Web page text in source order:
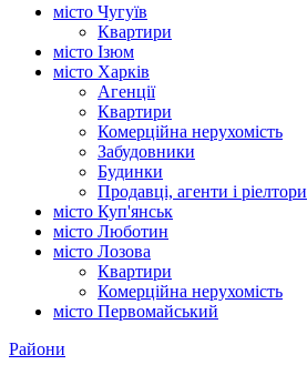
місто Чугуїв
Квартири
місто Ізюм
місто Харків
Агенції
Квартири
Комерційна нерухомість
Забудовники
Будинки
Продавці, агенти і ріелтори
місто Куп'янськ
місто Люботин
місто Лозова
Квартири
Комерційна нерухомість
місто Первомайський
Райони